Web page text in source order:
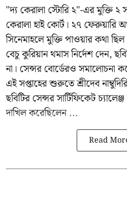
"দ্য কেরালা স্টোরি ২"-এর মুক্তি ২
কেরালা হাই কোর্ট। ২৭ ফেরুয়ারি
সিনেমাহলে মুক্তি পাওয়ার কথা
বেচু কুরিয়ান থমাস নির্দেশ দেন,
না। সেন্সর বোর্ডেরও সমালোচনা
এই সপ্তাহের শুরুতে শ্রীদেব
ছবিটির সেন্সর সার্টিফিকেট
দাখিল করেছিলেন ...
Read